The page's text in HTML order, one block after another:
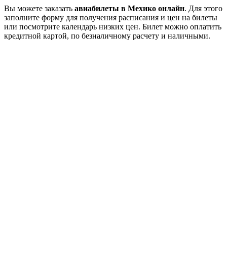
Вы можете заказать авиабилеты в Мехико онлайн. Для этого
заполните форму для получения расписания и цен на билеты
или посмотрите календарь низких цен. Билет можно оплатить
кредитной картой, по безналичному расчету и наличными.